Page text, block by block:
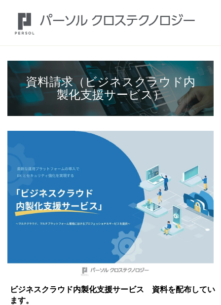
資料請求（ビジネスクラウド内
製化支援サービス）
ビジネスクラウド内製化支援サービス 資料を配布してい
ます。